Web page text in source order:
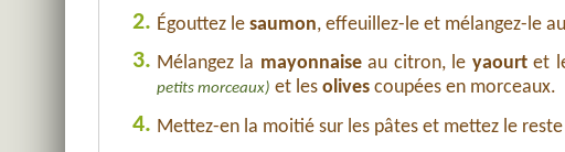
2. Égouttez le saumon, effeuillez-le et mélangez-le
3. Mélangez la mayonnaiseau citron, le yaourtet
petits morceaux) et les olivescoupées en morceaux.
4. Mettez-en la moitié sur les pâtes et mettez le